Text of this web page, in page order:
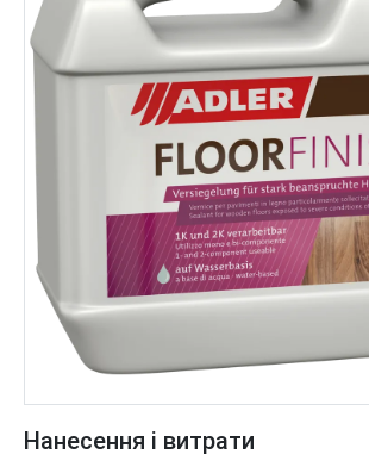
Нанесення і витрати